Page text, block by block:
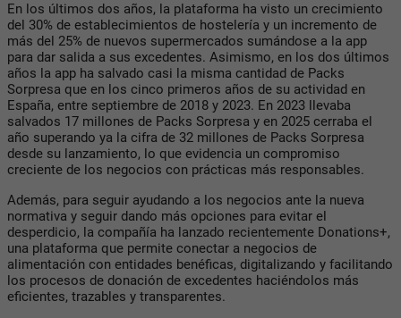
En los últimos dos años, la plataforma ha visto un crecimiento
del 30% de establecimientos de hostelería y un incremento de
más del 25% de nuevos supermercados sumándose a la app
para dar salida a sus excedentes. Asimismo, en los dos últimos
años la app ha salvado casi la misma cantidad de Packs
Sorpresa que en los cinco primeros años de su actividad en
España, entre septiembre de 2018 y 2023. En 2023 llevaba
salvados 17 millones de Packs Sorpresa y en 2025 cerraba el
año superando ya la cifra de 32 millones de Packs Sorpresa
desde su lanzamiento, lo que evidencia un compromiso
creciente de los negocios con prácticas más responsables.
Además, para seguir ayudando a los negocios ante la nueva
normativa y seguir dando más opciones para evitar el
desperdicio, la compañía ha lanzado recientemente Donations+,
una plataforma que permite conectar a negocios de
alimentación con entidades benéficas, digitalizando y facilitando
los procesos de donación de excedentes haciéndolos más
eficientes, trazables y transparentes.